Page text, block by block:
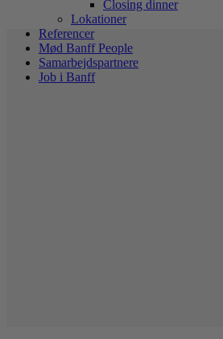
Closing dinner
Lokationer
Referencer
Mød Banff People
Samarbejdspartnere
Job i Banff